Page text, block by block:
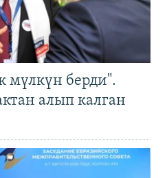
мүлкүн берди".
алып калган